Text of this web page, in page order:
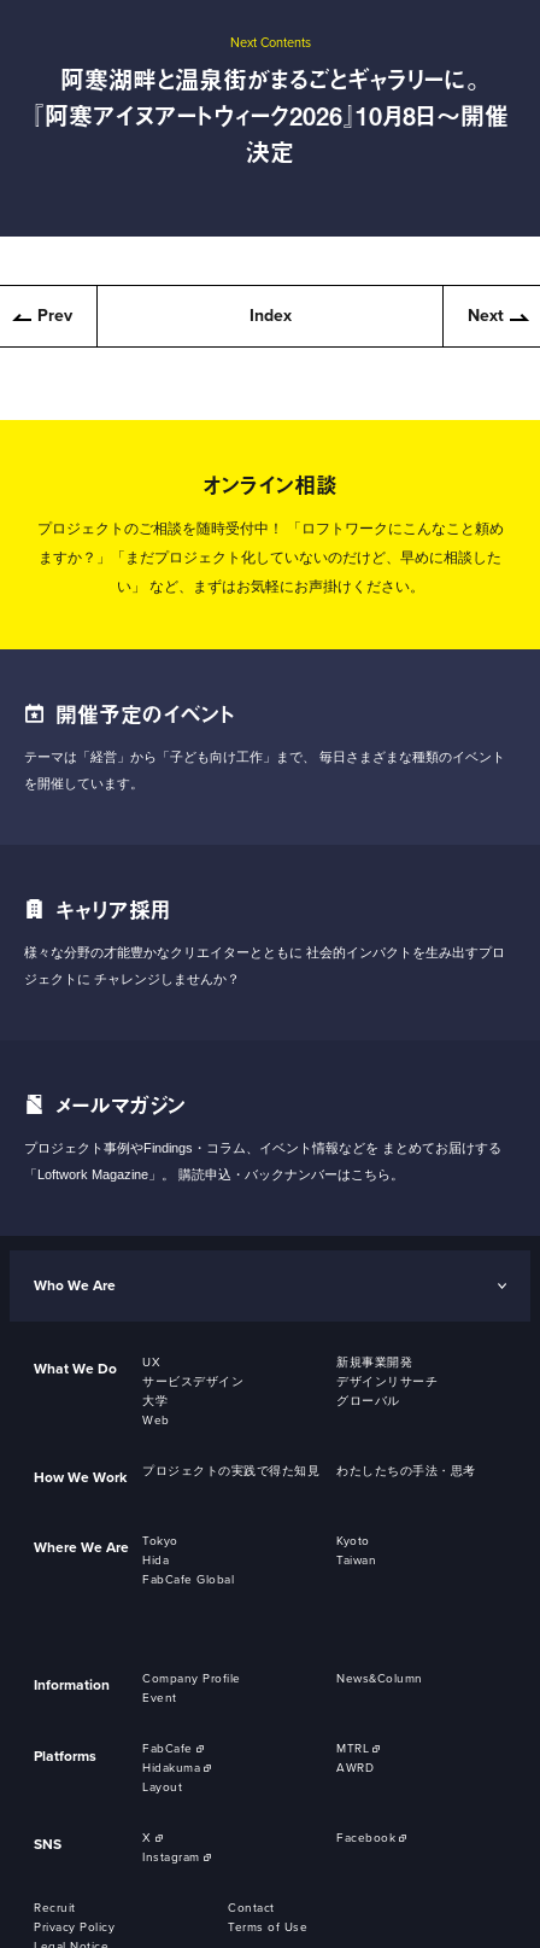
Next Contents
阿寒湖畔と温泉街がまるごとギャラリーに。
『阿寒アイヌアートウィーク2026』10月8日〜開催
決定
Prev Index Next
オンライン相談
プロジェクトのご相談を随時受付中！
「ロフトワークにこんなこと頼め
ますか？」「まだプロジェクト化していないのだけど、早めに相談した
い」
など、まずはお気軽にお声掛けください。
開催予定のイベント
テーマは「経営」から「子ども向け工作」まで、
毎日さまざまな種類のイベント
を開催しています。
キャリア採用
様々な分野の才能豊かなクリエイターとともに 社会的インパクトを生み出すプロ
ジェクトに チャレンジしませんか？
メールマガジン
プロジェクト事例やFindings・コラム、イベント情報などを まとめてお届けする
「Loftwork Magazine」。
購読申込・バックナンバーはこちら。
Who We Are
What We Do UX
新規事業開発
サービスデザイン
デザインリサーチ
大学
グローバル
Web
How We Work プロジェクトの実践で得た知見 わたしたちの手法・思考
Where We Are Tokyo
Kyoto
Hida
Taiwan
FabCafe Global
Information Company Profile
News&Column
Event
Platforms FabCafe
MTRL
Hidakuma
AWRD
Layout
SNS X
Facebook
Instagram
Recruit
Contact
Privacy Policy
Terms of Use